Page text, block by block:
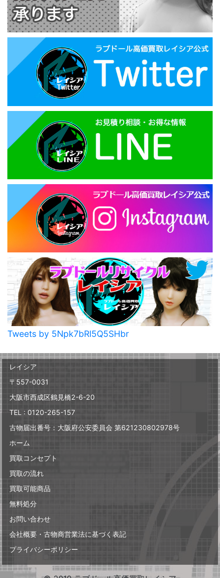
Tweets by 5Npk7bRl5Q5SHbr
レイシア
〒557-0031
大阪市西成区鶴見橋2-6-20
TEL : 0120-265-157
古物届出番号：大阪府公安委員会 第621230802978号
ホーム
買取コンセプト
買取の流れ
買取可能商品
無料処分
お問い合わせ
会社概要・古物商営業法に基づく表記
プライバシーポリシー